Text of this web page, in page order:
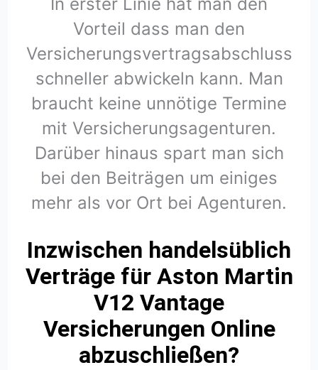
Vorteil dass man den
Versicherungsvertragsabschluss
schneller abwickeln kann. Man
braucht keine unnötige Termine
mit Versicherungsagenturen.
Darüber hinaus spart man sich
bei den Beiträgen um einiges
mehr als vor Ort bei Agenturen.
Inzwischen handelsüblich
Verträge für Aston Martin
V12 Vantage
Versicherungen Online
abzuschließen?